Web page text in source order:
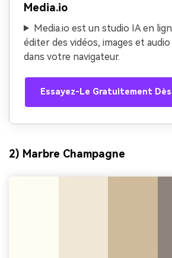
Media.io
Media.io est un studio IA en
éditer des vidéos, images et
dans votre navigateur.
Essayez-Le Gratuitement
2) Marbre Champagne